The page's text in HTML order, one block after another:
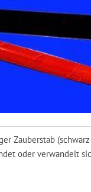
Zauberstab
oder verwandelt